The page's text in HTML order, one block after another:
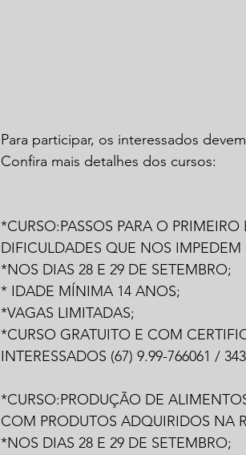
Para participar, os interessados
Confira mais detalhes dos cursos:
*CURSO:PASSOS PARA O
DIFICULDADES QUE NOS
*NOS DIAS 28 E 29 DE SETEMBRO;
* IDADE MÍNIMA 14 ANOS;
*VAGAS LIMITADAS;
*CURSO GRATUITO E COM
INTERESSADOS (67) 9.99-766061 /
*CURSO:PRODUÇÃO DE
COM PRODUTOS ADQUIRIDOS NA
*NOS DIAS 28 E 29 DE SETEMBRO;